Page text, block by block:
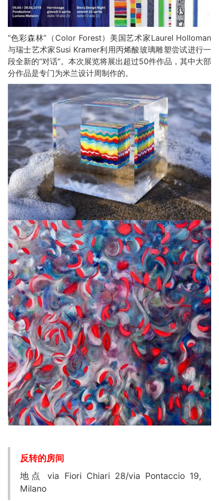
“色彩森林”（Color Forest）美国艺术家Laurel Holloman
与瑞士艺术家Susi Kramer利用丙烯酸玻璃雕塑尝试进行一
段全新的“对话”。本次展览将展出超过50件作品，其中大部
分作品是专门为米兰设计周制作的。
反转的房间
地点 via Fiori Chiari 28/via Pontaccio 19,
Milano